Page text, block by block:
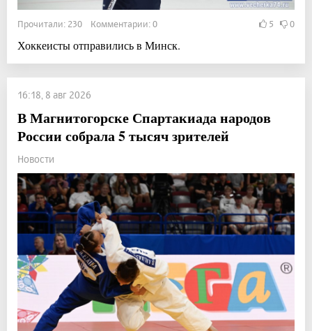
Прочитали: 230 Комментарии: 0 5 0
Хоккеисты отправились в Минск.
16:18, 8 авг 2026
В Магнитогорске Спартакиада народов
России собрала 5 тысяч зрителей
Новости